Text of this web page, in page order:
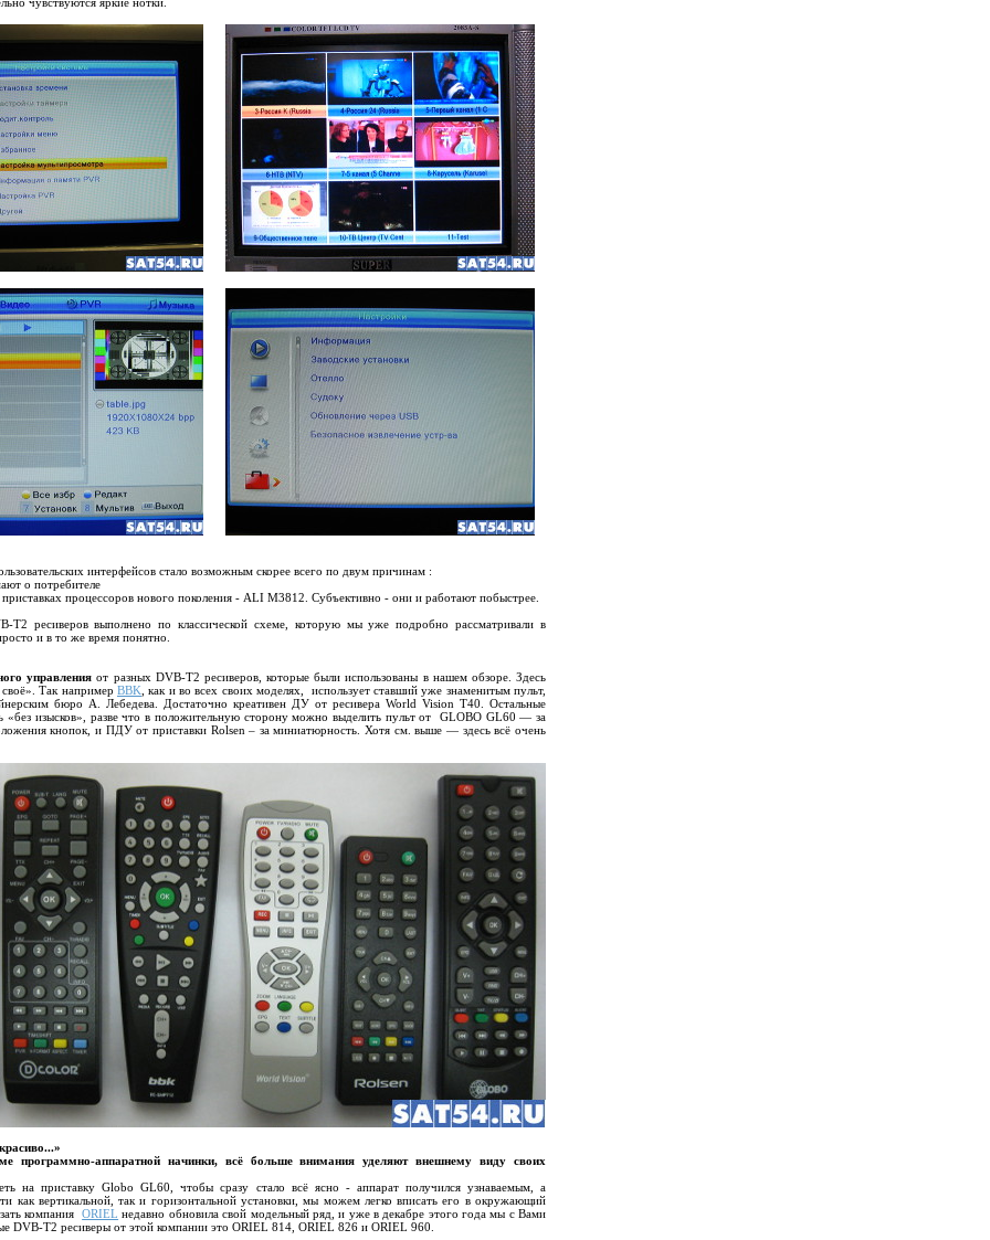
интерфейсов стало возможным скорее всего по двум причинам :
о потребителе
процессоров нового поколения - ALI M3812. Субъективно - они и работают побыстрее.
T2 ресиверов выполнено по классической схеме, которую мы уже подробно рассматривали в
и в то же время понятно.
управления от разных DVB-T2 ресиверов, которые были использованы в нашем обзоре. Здесь
Так например BBK , как и во всех своих моделях, использует ставший уже знаменитым пульт,
бюро А. Лебедева. Достаточно креативен ДУ от ресивера World Vision T40. Остальные
«без изысков», разве что в положительную сторону можно выделить пульт от GLOBO GL60 — за
кнопок, и ПДУ от приставки Rolsen – за миниатюрность. Хотя см. выше — здесь всё очень
программно-аппаратной начинки, всё больше внимания уделяют внешнему виду своих
на приставку Globo GL60, чтобы сразу стало всё ясно - аппарат получился узнаваемым, а
как вертикальной, так и горизонтальной установки, мы можем легко вписать его в окружающий
компанияORIEL недавно обновила свой модельный ряд, и уже в декабре этого года мы с Вами
DVB-T2 ресиверы от этой компании это ORIEL 814, ORIEL 826 и ORIEL 960.